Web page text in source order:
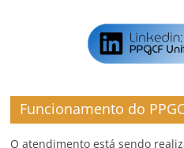
Funcionamento do
O atendimento está sendo